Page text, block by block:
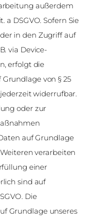
außerdem
a DSGVO. Sofern Sie
in den Zugriff auf
via Device-
erfolgt die
von § 25
jederzeit widerrufbar.
oder zur
auf Grundlage
Weiteren verarbeiten
einer
sind auf
Die
Grundlage unseres